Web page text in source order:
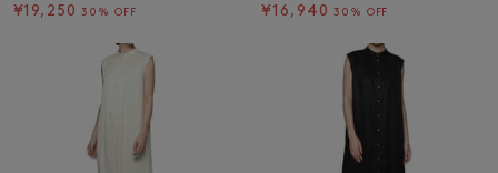
¥19,250 30% OFF
¥16,940 30% OFF